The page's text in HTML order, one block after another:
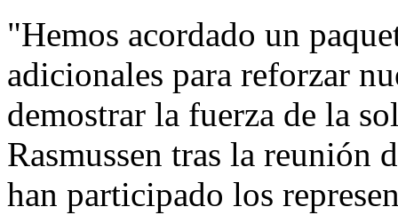
"Hemos acordado un
adicionales para reforzar
demostrar la fuerza de la
Rasmussen tras la reunión
han participado los